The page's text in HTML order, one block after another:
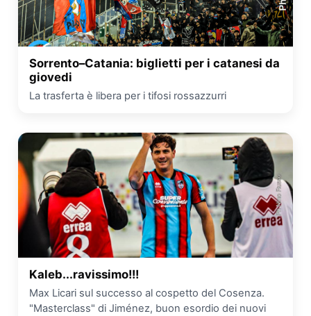
Sorrento–Catania: biglietti per i catanesi da
giovedi
La trasferta è libera per i tifosi rossazzurri
Kaleb...ravissimo!!!
Max Licari sul successo al cospetto del Cosenza.
"Masterclass" di Jiménez, buon esordio dei nuovi